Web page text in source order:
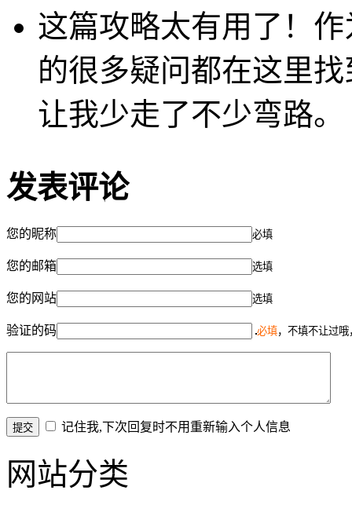
这篇攻略太有用了！
的很多疑问都在这里
让我少走了不少弯路。
发表评论
您的昵称 必填
您的邮箱 选填
您的网站 选填
验证的码 必填，不填不让过
记住我,下次回复时不用重新输入个人信息
网站分类